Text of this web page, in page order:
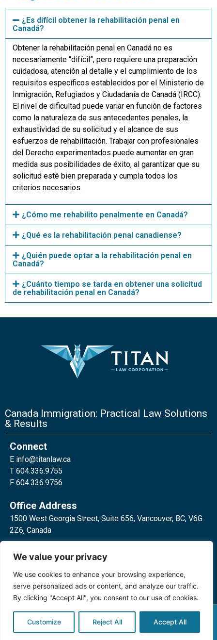
We value your privacy
We use cookies to enhance your browsing experience,
serve personalized ads or content, and analyze our traffic.
By clicking "Accept All", you consent to our use of cookies.
Customize Reject All Accept All
¿Es difícil obtener la rehabilitación penal en
Canadá?
Obtener la rehabilitación penal en Canadá no es
necesariamente “difícil”, pero requiere una preparación
cuidadosa, atención al detalle y el cumplimiento de los
requisitos específicos establecidos por el Ministerio de
Inmigración, Refugiados y Ciudadanía de Canadá (IRCC).
El nivel de dificultad puede variar en función de factores
como la naturaleza de sus antecedentes penales, la
exhaustividad de su solicitud y el alcance de sus
esfuerzos de rehabilitación. Trabajar con profesionales
del Derecho experimentados puede aumentar en gran
medida sus posibilidades de éxito, al garantizar que su
solicitud esté bien preparada y cumpla todos los
criterios necesarios.
¿Cómo me rehabilito penalmente en Canadá?
¿Qué es la rehabilitación penal canadiense?
¿Quién puede optar a la rehabilitación penal en
Canadá?
¿Cuánto tiempo se tarda en obtener una solicitud
de rehabilitación penal en Canadá?
Canada Immigration: Practical Law Solutions
& Results
Connect
E info@titanlaw.ca
T 604.336.9755
F 604.336.9756
Office Address
1500 West Georgia Street, Suite 656, Vancouver, BC, V6G
2Z6, Canada
Toronto, ON, M4W 3E2, Canada
Privacy Policy
©2024 Titan Law Corp. All rights
reserved.